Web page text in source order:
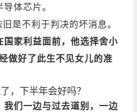
体芯片。
是不利于判决的坏消息。
家利益面前，他选择舍小
做好了此生不见女儿的准
们一边与过去道别，一边